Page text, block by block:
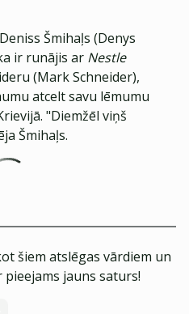
Šmihaļs (Denys
ir runājis ar Nestle
(Mark Schneider),
atcelt savu lēmumu
"Diemžēl viņš
Šmihaļs.
šiem atslēgas vārdiem un
jauns saturs!